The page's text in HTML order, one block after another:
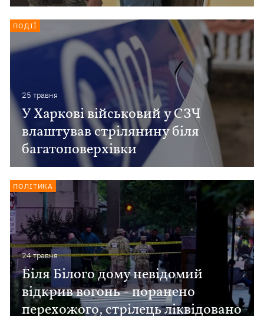
25 травня
У Харкові військовий у СЗЧ
влаштував стрілянину біля
багатоповерхівки
ПОДІЇ
24 травня
Біля Білого дому невідомий
відкрив вогонь - поранено
перехожого, стрілець ліквідовано
ПОЛІТИКА